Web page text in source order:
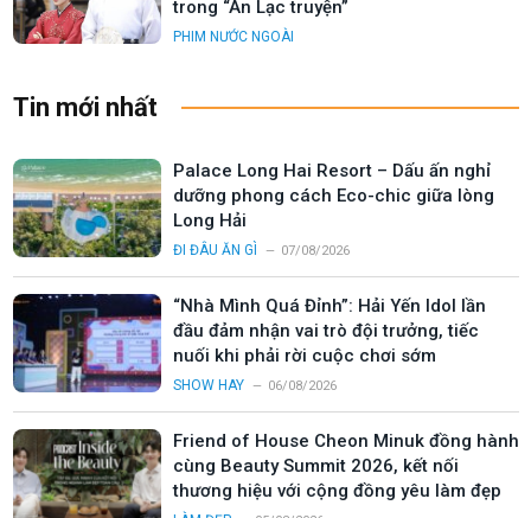
trong “An Lạc truyện”
PHIM NƯỚC NGOÀI
Tin mới nhất
Palace Long Hai Resort – Dấu ấn nghỉ
dưỡng phong cách Eco-chic giữa lòng
Long Hải
ĐI ĐÂU ĂN GÌ 07/08/2026
“Nhà Mình Quá Đỉnh”: Hải Yến Idol lần
đầu đảm nhận vai trò đội trưởng, tiếc
nuối khi phải rời cuộc chơi sớm
SHOW HAY 06/08/2026
Friend of House Cheon Minuk đồng hành
cùng Beauty Summit 2026, kết nối
thương hiệu với cộng đồng yêu làm đẹp